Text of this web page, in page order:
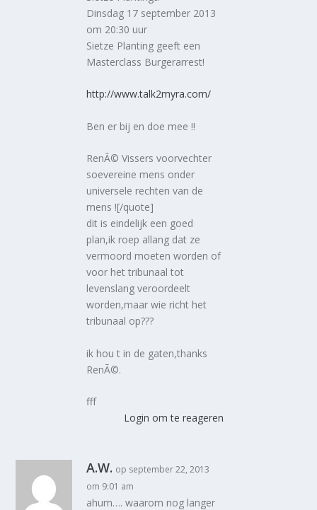
Dinsdag 17 september 2013
om 20:30 uur
Sietze Planting geeft een
Masterclass Burgerarrest!
http://www.talk2myra.com/
Ben er bij en doe mee !!
RenÃ© Vissers voorvechter
soevereine mens onder
universele rechten van de
mens ![/quote]
dit is eindelijk een goed
plan,ik roep allang dat ze
vermoord moeten worden of
voor het tribunaal tot
levenslang veroordeelt
worden,maar wie richt het
tribunaal op???
ik hou t in de gaten,thanks
RenÃ©.
fff
Login om te reageren
A.W. op september 22, 2013
om 9:01 am
ahum…. waarom nog langer